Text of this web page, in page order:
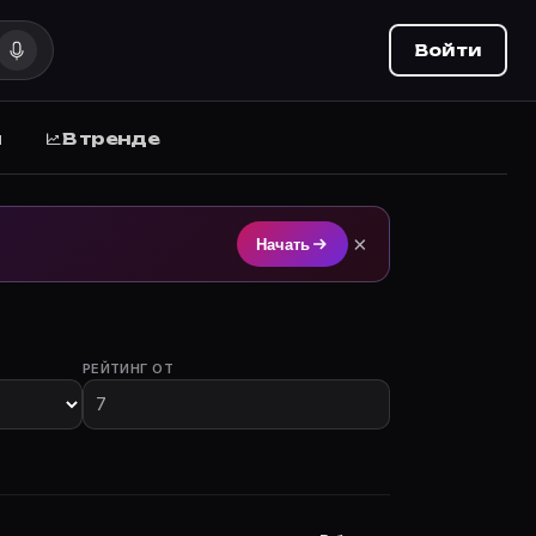
на Movie Planner.
участием.
Войти
В тренде
Начать ×
РЕЙТИНГ ОТ